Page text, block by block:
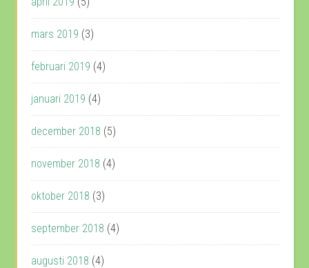
mars 2019 (3)
februari 2019 (4)
januari 2019 (4)
december 2018 (5)
november 2018 (4)
oktober 2018 (3)
september 2018 (4)
augusti 2018 (4)